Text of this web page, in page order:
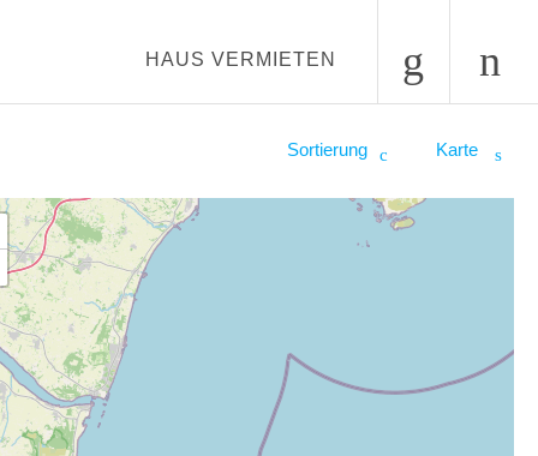
HAUS VERMIETEN
Karte
Sortierung